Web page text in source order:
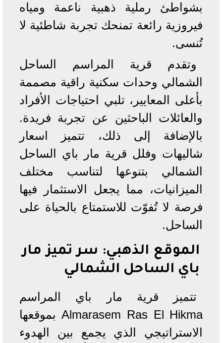
بشواطئ رملية ذهبية ناعمة ومياه
فيروزية رائعة تمنحك تجربة شاطئية لا
تُنسى.
وتقدم قرية المراسم الساحل
الشمالي وحدات سكنية راقية مصممة
بأعلى المعايير، تلبي احتياجات الأفراد
والعائلات الباحثين عن تجربة فريدة.
بالإضافة إلى ذلك، تتميز اسعار
شاليهات وفلل قرية مار باي الساحل
الشمالي بتنوعها لتناسب مختلف
الميزانيات، مما يجعل الاستثمار فيها
فرصة لا تُفوّت للاستمتاع بالحياة على
الساحل.
الموقع الذهبي: سر تميز مار
باي الساحل الشمالي
تتميز قرية مار باي المراسم
Almarasem Ras El Hikma بموقعها
الاستراتيجي الذي يجمع بين الهدوء